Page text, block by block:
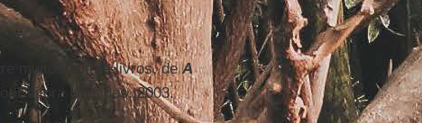
muitos outros livros, deA
Editora Unisinos, 2003.